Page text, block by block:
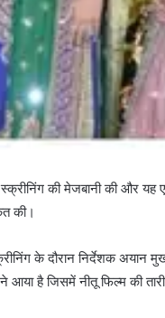
की मेजबानी की और
की।
के दौरान निर्देशक अयान
आया है जिसमें नीतू फिल्म की